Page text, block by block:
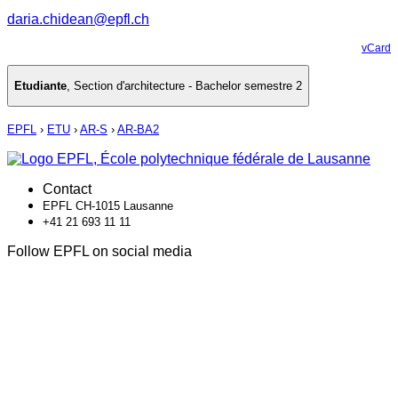
daria.chidean@epfl.ch
vCard
Etudiante, Section d'architecture - Bachelor semestre 2
EPFL › ETU › AR-S › AR-BA2
Contact
EPFL CH-1015 Lausanne
+41 21 693 11 11
Follow EPFL on social media